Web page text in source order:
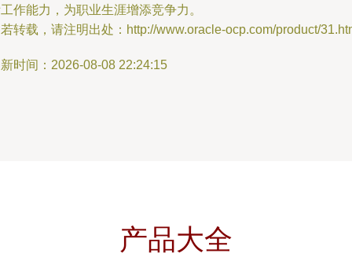
作能力，为职业生涯增添竞争力。
转载，请注明出处：http://www.oracle-ocp.com/product/
时间：2026-08-08 22:24:15
产品大全